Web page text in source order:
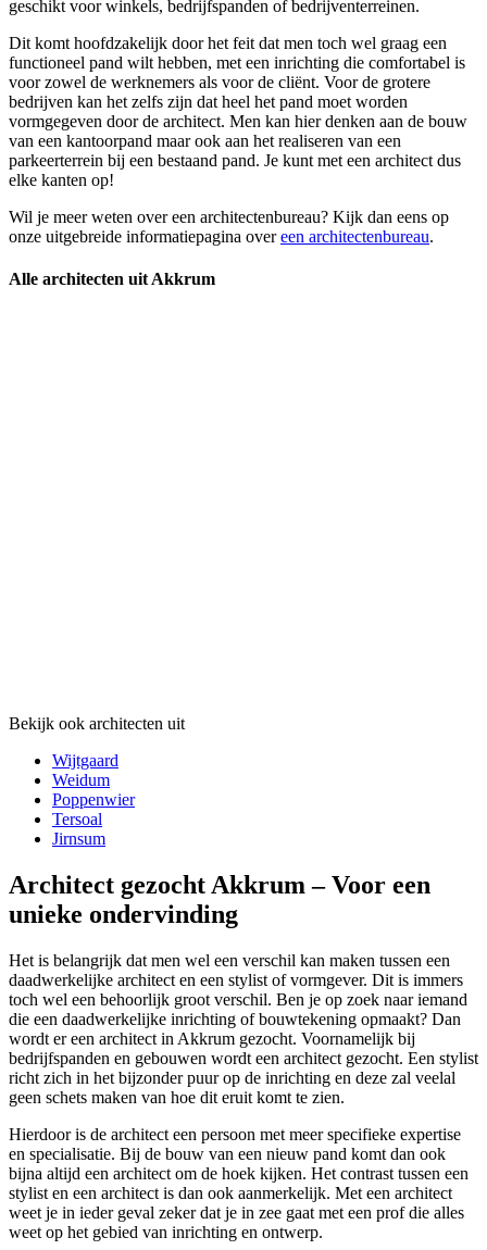
geschikt voor winkels, bedrijfspanden of bedrijventerreinen.
Dit komt hoofdzakelijk door het feit dat men toch wel graag een
functioneel pand wilt hebben, met een inrichting die comfortabel is
voor zowel de werknemers als voor de cliënt. Voor de grotere
bedrijven kan het zelfs zijn dat heel het pand moet worden
vormgegeven door de architect. Men kan hier denken aan de bouw
van een kantoorpand maar ook aan het realiseren van een
parkeerterrein bij een bestaand pand. Je kunt met een architect dus
elke kanten op!
Wil je meer weten over een architectenbureau? Kijk dan eens op
onze uitgebreide informatiepagina overeen architectenbureau.
Alle architecten uit Akkrum
Bekijk ook architecten uit
Wijtgaard
Weidum
Poppenwier
Tersoal
Jirnsum
Architect gezocht Akkrum – Voor een
unieke ondervinding
Het is belangrijk dat men wel een verschil kan maken tussen een
daadwerkelijke architect en een stylist of vormgever. Dit is immers
toch wel een behoorlijk groot verschil. Ben je op zoek naar iemand
die een daadwerkelijke inrichting of bouwtekening opmaakt? Dan
wordt er een architect in Akkrum gezocht. Voornamelijk bij
bedrijfspanden en gebouwen wordt een architect gezocht. Een stylist
richt zich in het bijzonder puur op de inrichting en deze zal veelal
geen schets maken van hoe dit eruit komt te zien.
Hierdoor is de architect een persoon met meer specifieke expertise
en specialisatie. Bij de bouw van een nieuw pand komt dan ook
bijna altijd een architect om de hoek kijken. Het contrast tussen een
stylist en een architect is dan ook aanmerkelijk. Met een architect
weet je in ieder geval zeker dat je in zee gaat met een prof die alles
weet op het gebied van inrichting en ontwerp.